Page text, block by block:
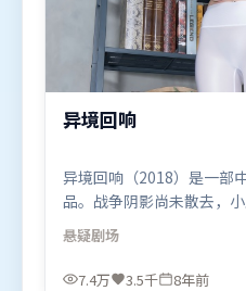
异境回响
异境回响（2018）是一部
品。战争阴影尚未散去，
被轻轻托起又放下。动作
文戏部分同样扎实耐嚼。由
人、廖凡，易烊千玺、长
悬疑剧场
7.4万 3.5千 8年前